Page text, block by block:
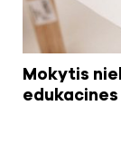
Mokytis